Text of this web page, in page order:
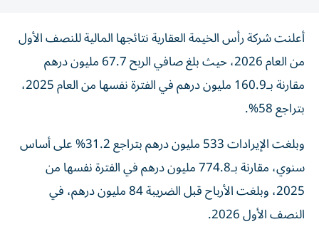
أعلنت شركة رأس الخيمة العقارية نتائجها المالية للنصف الأول
من العام 2026، حيث بلغ صافي الربح 67.7 مليون درهم
مقارنة بـ160.9 مليون درهم في الفترة نفسها من العام 2025،
بتراجع 58%.
وبلغت الإيرادات 533 مليون درهم بتراجع 31.2% على أساس
سنوي، مقارنة بـ774.8 مليون درهم في الفترة نفسها من
2025، وبلغت الأرباح قبل الضريبة 84 مليون درهم، في
النصف الأول 2026.